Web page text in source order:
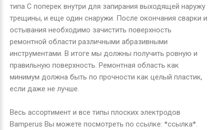
типа C поперек внутри для запирания выходящей наружу
трещины, и еще один снаружи. После окончания сварки и
остывания необходимо зачистить поверхность
ремонтной области различными абразивными
инструментами. В итоге мы должны получить ровную и
правильную поверхность. Ремонтная область как
минимум должна быть по прочности как целый пластик,
если даже не лучше.
Весь ассортимент и все типы плоских электродов
Bamperus Вы можете посмотреть по ссылке: *ссылка*.